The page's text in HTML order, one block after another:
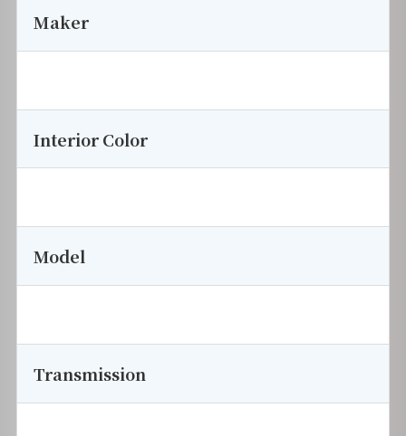
Maker
Interior Color
Model
Transmission